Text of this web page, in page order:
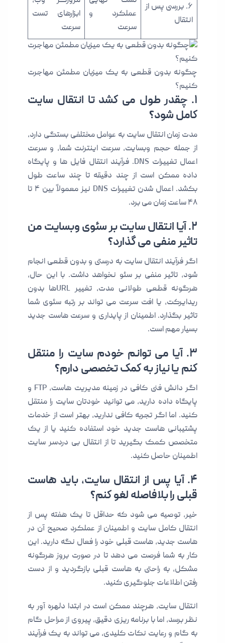
۶. بررسی پس از
انتقال
عملکرد و
سرعت
ابزارهای تست
سرعت
چگونه بدون قطعی به یک میزبان مطمئن مهاجرت
کنیم؟
۱. چقدر طول می کشد تا انتقال سایت
کامل شود؟
مدت زمان انتقال سایت به عوامل مختلفی بستگی دارد،
از جمله حجم وبسایت، سرعت اینترنت شما، و سرعت
اعمال تغییرات DNS. فرآیند انتقال فایل ها و پایگاه
داده ممکن است از چند دقیقه تا چند ساعت طول
بکشد. اعمال شدن تغییرات DNS نیز معمولاً بین ۴ تا
۴۸ ساعت زمان می برد.
۲. آیا انتقال سایت بر سئوی وبسایت من
تاثیر منفی می گذارد؟
اگر فرآیند انتقال سایت به درستی و بدون قطعی انجام
شود، تاثیر منفی بر سئو نخواهد داشت. با این حال،
هرگونه قطعی طولانی مدت، تغییر URLها بدون
ریدایرکت، یا افت سرعت می تواند بر رتبه سئوی شما
تاثیر بگذارد. اطمینان از پایداری و سرعت هاست جدید
بسیار مهم است.
۳. آیا می توانم خودم سایت را منتقل
کنم یا نیاز به کمک تخصصی دارم؟
اگر دانش فنی کافی در زمینه مدیریت هاست، FTP و
پایگاه داده دارید، می توانید خودتان سایت را منتقل
کنید. اما اگر تجربه کافی ندارید، بهتر است از خدمات
پشتیبانی هاست جدید خود استفاده کنید یا از یک
متخصص کمک بگیرید تا از انتقال بی دردسر سایت
اطمینان حاصل کنید.
۴. آیا پس از انتقال سایت، باید هاست
قبلی را بلافاصله لغو کنم؟
خیر، توصیه می شود که حداقل تا یک هفته پس از
انتقال کامل سایت و اطمینان از عملکرد صحیح آن در
هاست جدید، هاست قبلی خود را فعال نگه دارید. این
کار به شما فرصت می دهد تا در صورت بروز هرگونه
مشکل، به راحتی به هاست قبلی بازگردید و از دست
رفتن اطلاعات جلوگیری کنید.
انتقال سایت، هرچند ممکن است در ابتدا دلهره آور به
نظر برسد، اما با برنامه ریزی دقیق، پیروی از مراحل گام
به گام و رعایت نکات کلیدی، می تواند به یک فرآیند